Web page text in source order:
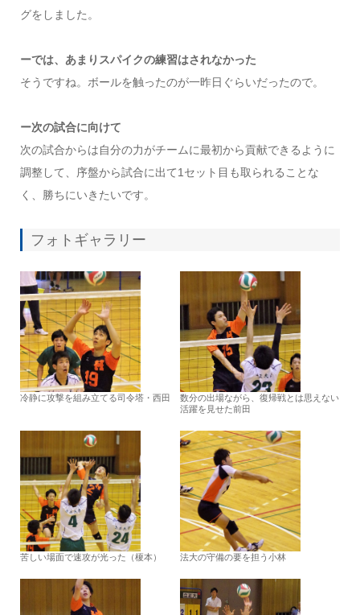
グをしました。
ーでは、あまりスパイクの練習はされなかった
そうですね。ボールを触ったのが一昨日ぐらいだったので。
ー次の試合に向けて
次の試合からは自分の力がチームに最初から貢献できるように
調整して、序盤から試合に出て1セット目も取られることな
く、勝ちにいきたいです。
フォトギャラリー
冷静に攻撃を組み立てる司令塔・西田
数分の出場ながら、復帰戦とは思えない
活躍を見せた前田
苦しい場面で速攻が光った（榎本） 法大の守備の要を担う小林